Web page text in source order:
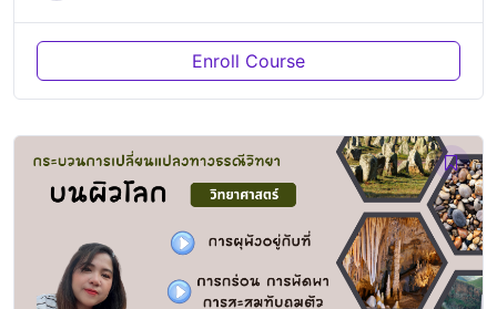
Enroll Course